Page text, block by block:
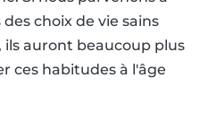
choix de vie sains
ils auront beaucoup plus
ces habitudes à l'âge